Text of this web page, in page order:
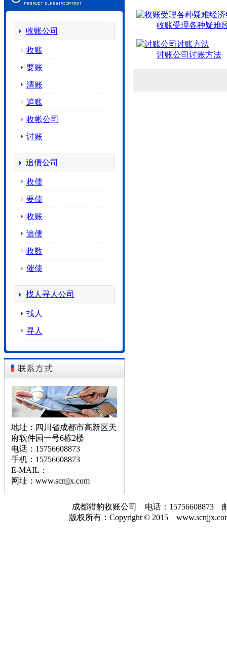
收账公司
收账
要账
清账
追账
收帐公司
讨账
追债公司
收债
要债
收账
追债
收数
催债
找人寻人公司
找人
寻人
地址：四川省成都市高新区天
府软件园一号6栋2楼
电话：15756608873
手机：15756608873
E-MAIL：
网址：www.scnjjx.com
收账受理各种疑难
讨账公司讨账方法
成都猎豹收账公司 电话：15756608873
版权所有：Copyright © 2015